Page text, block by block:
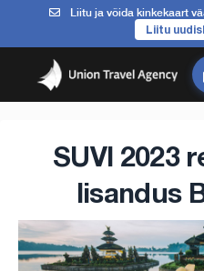
Liitu ja võida kinkekaart
Liitu
SUVI 2023
lisandus